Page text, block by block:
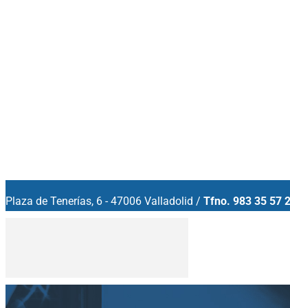
Plaza de Tenerías, 6 - 47006 Valladolid / Tfno. 983 35 57